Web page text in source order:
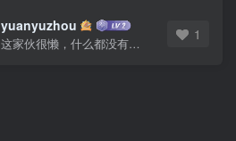
yuanyuzhou
这家伙很懒，什么都没有写...
1